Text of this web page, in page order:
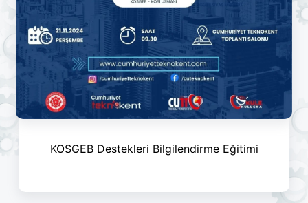
KOSGEB Destekleri Bilgilendirme Eğitimi